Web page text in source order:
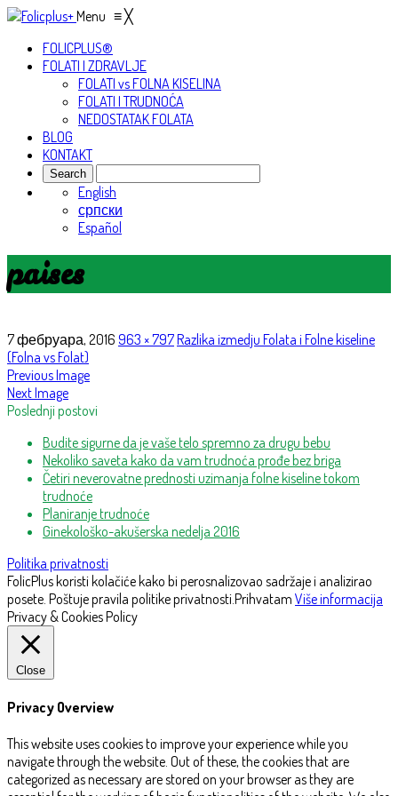
Menu ≡╳
FOLICPLUS®
FOLATI I ZDRAVLJE
FOLATI vs FOLNA KISELINA
FOLATI I TRUDNOĆA
NEDOSTATAK FOLATA
BLOG
KONTAKT
English
српски
Español
paises
7 фебруара, 2016 963 × 797Razlika izmedju Folata i Folne kiseline
(Folna vs Folat)
Previous Image
Next Image
Poslednji postovi
Budite sigurne da je vaše telo spremno za drugu bebu
Nekoliko saveta kako da vam trudnoća prođe bez briga
Četiri neverovatne prednosti uzimanja folne kiseline tokom
trudnoće
Planiranje trudnoće
Ginekološko-akušerska nedelja 2016
Politika privatnosti
FolicPlus koristi kolačiće kako bi perosnalizovao sadržaje i analizirao
posete. Poštuje pravila politike privatnosti. Prihvatam Više informacija
Privacy & Cookies Policy
Close
Privacy Overview
This website uses cookies to improve your experience while you
navigate through the website. Out of these, the cookies that are
categorized as necessary are stored on your browser as they are